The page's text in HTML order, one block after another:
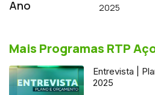
Ano 2025
Mais Programas RTP
Entrevista |
2025